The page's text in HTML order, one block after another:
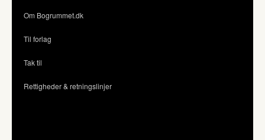
Om Bogrummet.dk
Til forlag
Tak til
Rettigheder & retningslinjer